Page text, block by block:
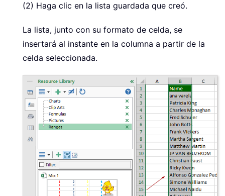
(2) Haga clic en la lista guardada que creó.
La lista, junto con su formato de celda, se
insertará al instante en la columna a partir de la
celda seleccionada.